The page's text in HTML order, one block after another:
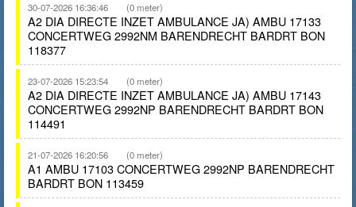
30-07-2026 16:36:46 (0 meter)
A2 DIA DIRECTE INZET AMBULANCE JA) AMBU 17133
CONCERTWEG 2992NM BARENDRECHT BARDRT BON
118377
23-07-2026 15:23:54 (0 meter)
A2 DIA DIRECTE INZET AMBULANCE JA) AMBU 17143
CONCERTWEG 2992NP BARENDRECHT BARDRT BON
114491
21-07-2026 16:20:56 (0 meter)
A1 AMBU 17103 CONCERTWEG 2992NP BARENDRECHT
BARDRT BON 113459